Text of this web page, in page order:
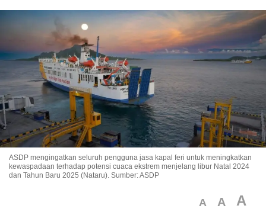
ASDP mengingatkan seluruh pengguna jasa kapal feri untuk meningkatkan
kewaspadaan terhadap potensi cuaca ekstrem menjelang libur Natal 2024
dan Tahun Baru 2025 (Nataru). Sumber: ASDP
A A A